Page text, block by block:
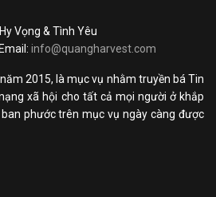
Vọng & Tình Yêu
Email: info@quangharvest.com
2015, là mục vụ nhằm truyền bá Tin
xã hội cho tất cả mọi người ở khắp
phước trên mục vụ ngày càng được